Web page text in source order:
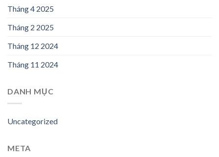
Tháng 4 2025
Tháng 2 2025
Tháng 12 2024
Tháng 11 2024
DANH MỤC
Uncategorized
META